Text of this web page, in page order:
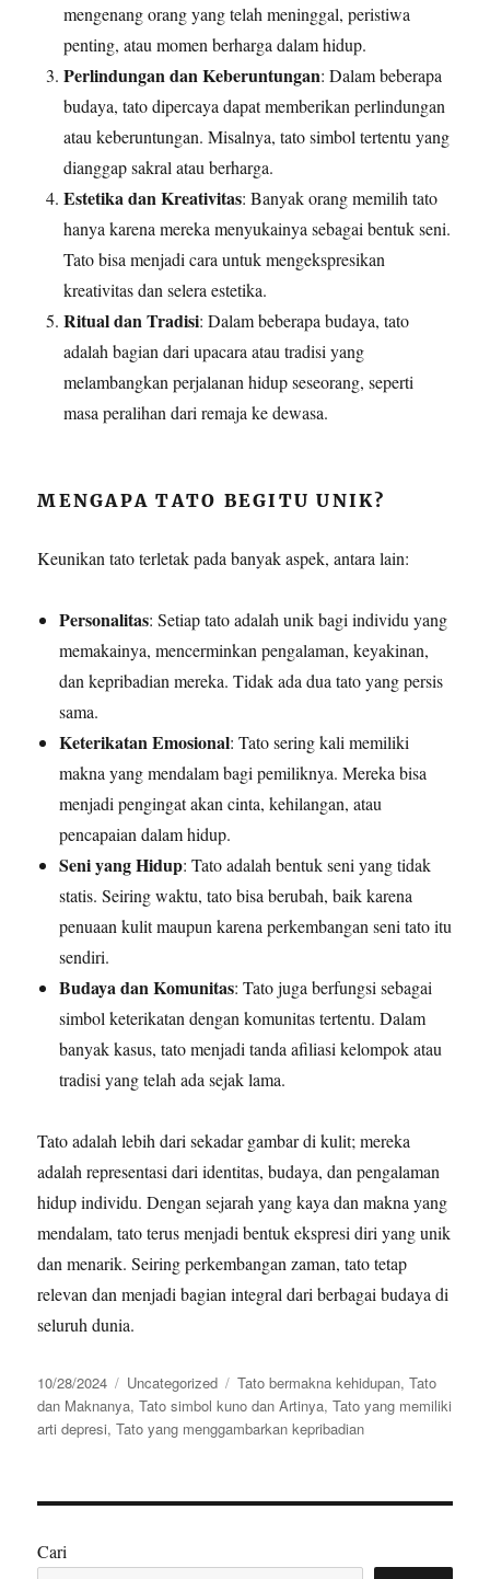
mengenang orang yang telah meninggal, peristiwa
penting, atau momen berharga dalam hidup.
Perlindungan dan Keberuntungan: Dalam beberapa
budaya, tato dipercaya dapat memberikan perlindungan
atau keberuntungan. Misalnya, tato simbol tertentu yang
dianggap sakral atau berharga.
Estetika dan Kreativitas: Banyak orang memilih tato
hanya karena mereka menyukainya sebagai bentuk seni.
Tato bisa menjadi cara untuk mengekspresikan
kreativitas dan selera estetika.
Ritual dan Tradisi: Dalam beberapa budaya, tato
adalah bagian dari upacara atau tradisi yang
melambangkan perjalanan hidup seseorang, seperti
masa peralihan dari remaja ke dewasa.
MENGAPA TATO BEGITU UNIK?
Keunikan tato terletak pada banyak aspek, antara lain:
Personalitas: Setiap tato adalah unik bagi individu yang
memakainya, mencerminkan pengalaman, keyakinan,
dan kepribadian mereka. Tidak ada dua tato yang persis
sama.
Keterikatan Emosional: Tato sering kali memiliki
makna yang mendalam bagi pemiliknya. Mereka bisa
menjadi pengingat akan cinta, kehilangan, atau
pencapaian dalam hidup.
Seni yang Hidup: Tato adalah bentuk seni yang tidak
statis. Seiring waktu, tato bisa berubah, baik karena
penuaan kulit maupun karena perkembangan seni tato itu
sendiri.
Budaya dan Komunitas: Tato juga berfungsi sebagai
simbol keterikatan dengan komunitas tertentu. Dalam
banyak kasus, tato menjadi tanda afiliasi kelompok atau
tradisi yang telah ada sejak lama.
Tato adalah lebih dari sekadar gambar di kulit; mereka
adalah representasi dari identitas, budaya, dan pengalaman
hidup individu. Dengan sejarah yang kaya dan makna yang
mendalam, tato terus menjadi bentuk ekspresi diri yang unik
dan menarik. Seiring perkembangan zaman, tato tetap
relevan dan menjadi bagian integral dari berbagai budaya di
seluruh dunia.
Posted
on
10/28/2024 Categories
Uncategorized Tags
Tato bermakna kehidupan,Tato
dan Maknanya,Tato simbol kuno dan Artinya,Tato yang memiliki
arti depresi,Tato yang menggambarkan kepribadian
Cari